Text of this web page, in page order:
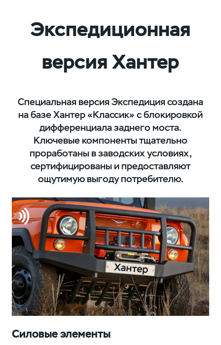
Экспедиционная
версия Хантер
Специальная версия Экспедиция создана
на базе Хантер «Классик» с блокировкой
дифференциала заднего моста.
Ключевые компоненты тщательно
проработаны в заводских условиях,
сертифицированы и предоставляют
ощутимую выгоду потребителю.
Силовые элементы